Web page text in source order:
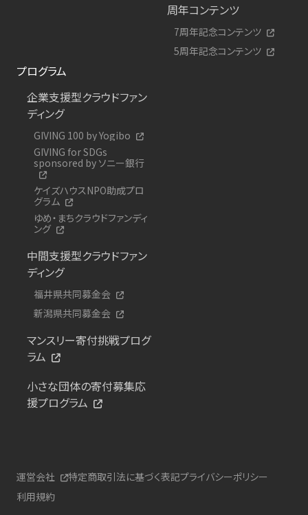
周年コンテンツ
7周年記念コンテンツ
5周年記念コンテンツ
プログラム
企業支援型クラウドファン
ディング
GIVING 100 by Yogibo
GIVING for SDGs
sponsored by ソニー銀行
ケイズハウスNPO助成プロ
グラム
ゆめ・まちクラウドファンディ
ング
中間支援型クラウドファン
ディング
福井県共同募金会
新潟県共同募金会
マンスリー寄付挑戦プログ
ラム
小さな団体の寄付募集応
援プログラム
運営会社 特定商取引法に基づく表記プライバシーポリシー
利用規約